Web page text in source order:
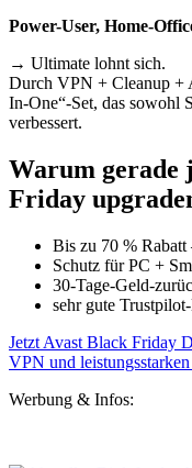
Power-User, Home-
→ Ultimate lohnt sich.
Durch VPN + Cleanup +
In-One“-Set, das sowohl
verbessert.
Warum gerade
Friday
Bis zu 70 % Rabatt
Schutz für PC +
30-Tage-Geld-
sehr gute
Jetzt Avast Black Friday
VPN und
Werbung & Infos: